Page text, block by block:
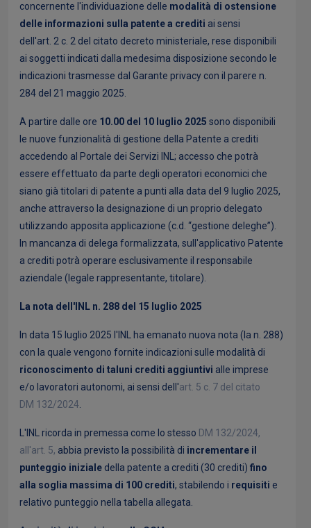
concernente l'individuazione delle modalità di ostensione
delle informazioni sulla patente a crediti ai sensi
dell'art. 2 c. 2 del citato decreto ministeriale, rese disponibili
ai soggetti indicati dalla medesima disposizione secondo le
indicazioni trasmesse dal Garante privacy con il parere n.
284 del 21 maggio 2025.
A partire dalle ore 10.00 del 10 luglio 2025 sono disponibili
le nuove funzionalità di gestione della Patente a crediti
accedendo al Portale dei Servizi INL; accesso che potrà
essere effettuato da parte degli operatori economici che
siano già titolari di patente a punti alla data del 9 luglio 2025,
anche attraverso la designazione di un proprio delegato
utilizzando apposita applicazione (c.d. “gestione deleghe”).
In mancanza di delega formalizzata, sull'applicativo Patente
a crediti potrà operare esclusivamente il responsabile
aziendale (legale rappresentante, titolare).
La nota dell'INL n. 288 del 15 luglio 2025
In data 15 luglio 2025 l'INL ha emanato nuova nota (la n. 288)
con la quale vengono fornite indicazioni sulle modalità di
riconoscimento di taluni crediti aggiuntivi alle imprese
e/o lavoratori autonomi, ai sensi dell'art. 5 c. 7 del citato
DM 132/2024
L'INL ricorda in premessa come lo stesso DM 132/2024,
all'art. 5, abbia previsto la possibilità di incrementare il
punteggio iniziale della patente a crediti (30 crediti) fino
alla soglia massima di 100 crediti, stabilendo i requisiti e
relativo punteggio nella tabella allegata.